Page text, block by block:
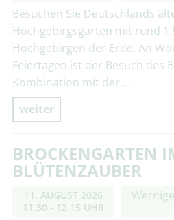
Besuchen Sie Deutschlands
Hochgebirgsgarten mit rund
Hochgebirgen der Erde. An
Feiertagen ist der Besuch des
Kombination mit der …
weiter
BROCKENGARTEN
BLÜTENZAUBER
11. AUGUST 2026
11.30 - 12.15 UHR